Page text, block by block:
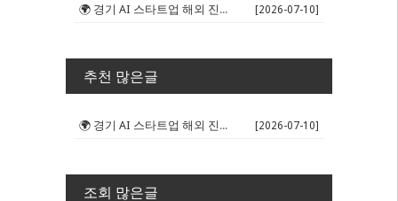
🌍 경기 AI 스타트업 해외 진출 판... [2026-07-10]
추천 많은글
🌍 경기 AI 스타트업 해외 진출 판... [2026-07-10]
조회 많은글